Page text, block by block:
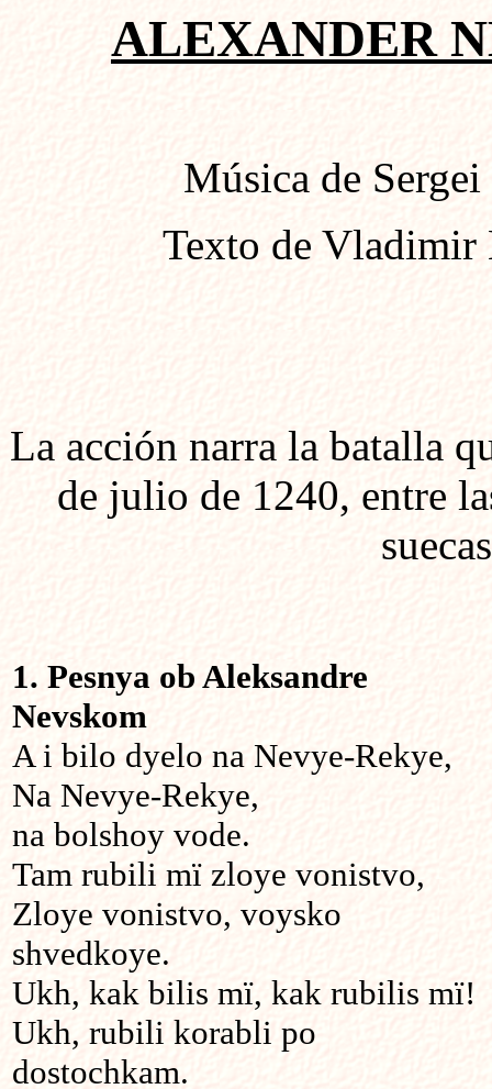
ALEXANDER
Música de
Texto de
La acción narra la batalla
de julio de 1240, entre
1. Pesnya ob Aleksandre
Nevskom
A i bilo dyelo na Nevye-Rekye,
Na Nevye-Rekye,
na bolshoy vode.
Tam rubili mï zloye vonistvo,
Zloye vonistvo, voysko
shvedkoye.
Ukh, kak bilis mï, kak rubilis mï!
Ukh, rubili korabli po
dostochkam.